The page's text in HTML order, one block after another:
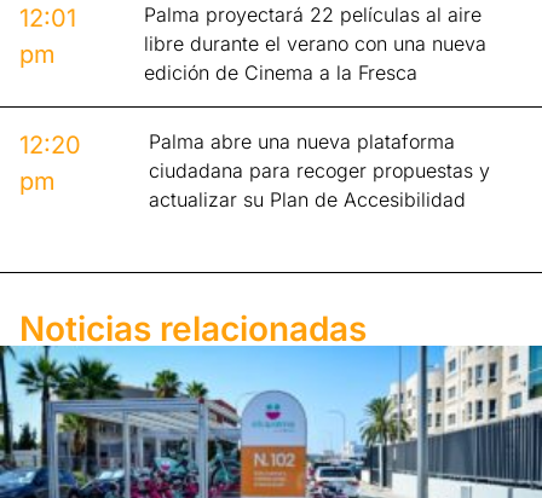
12:01
pm
Palma proyectará 22 películas al aire
libre durante el verano con una nueva
edición de Cinema a la Fresca
12:20
pm
Palma abre una nueva plataforma
ciudadana para recoger propuestas y
actualizar su Plan de Accesibilidad
Noticias relacionadas